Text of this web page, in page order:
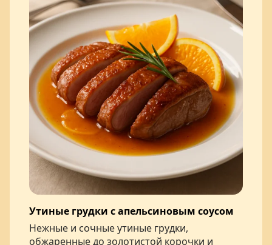
Утиные грудки с апельсиновым соусом
Нежные и сочные утиные грудки,
обжаренные до золотистой корочки и